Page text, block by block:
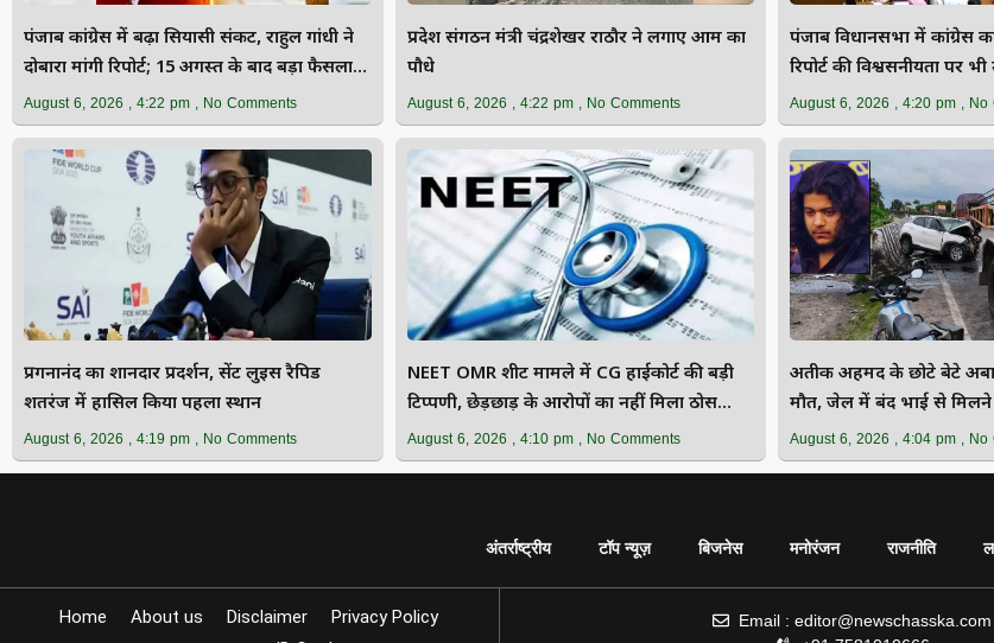
पंजाब कांग्रेस में बढ़ा सियासी संकट, राहुल गांधी ने
दोबारा मांगी रिपोर्ट; 15 अगस्त के बाद बड़ा फैसला
संभव
August 6, 2026 4:22 pm No Comments
प्रदेश संगठन मंत्री चंद्रशेखर राठौर ने लगाए आम का
पौधे
August 6, 2026 4:22 pm No Comments
पंजाब विधानसभा में कांग्रेस
रिपोर्ट की विश्वसनीयता पर
August 6, 2026 4:20 pm No
प्रगनानंद का शानदार प्रदर्शन, सेंट लुइस रैपिड
शतरंज में हासिल किया पहला स्थान
August 6, 2026 4:19 pm No Comments
NEET OMR शीट मामले में CG हाईकोर्ट की बड़ी
टिप्पणी, छेड़छाड़ के आरोपों का नहीं मिला ठोस
सबूत
August 6, 2026 4:10 pm No Comments
अतीक अहमद के छोटे बेटे
मौत, जेल में बंद भाई से मिलने
August 6, 2026 4:04 pm No
अंतर्राष्ट्रीय टॉप न्यूज़ बिजनेस मनोरंजन राजनीति
Home About us Disclaimer
Privacy Policy
Email : editor@newschasska.com